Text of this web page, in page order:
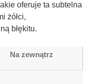
oferuje ta subtelna
żółci,
błękitu.
Na zewnątrz